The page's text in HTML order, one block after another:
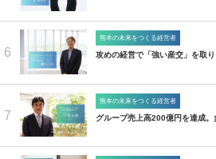
6
熊本の未来をつくる経営者
攻めの経営で「強い産交」を取
7
熊本の未来をつくる経営者
グループ売上高200億円を達成